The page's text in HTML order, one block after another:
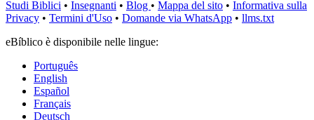
Studi Biblici • Insegnanti • Blog • Mappa del sito • Informativa sulla
Privacy • Termini d'Uso • Domande via WhatsApp • llms.txt
eBíblico è disponibile nelle lingue:
Português
English
Español
Français
Deutsch